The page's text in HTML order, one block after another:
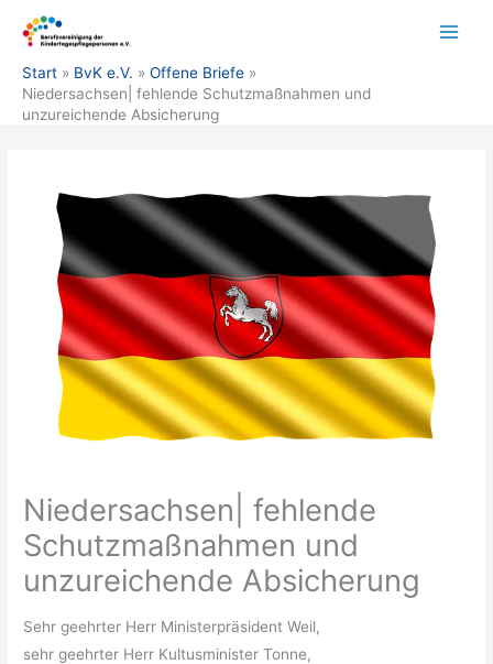
Inhalt
springen
Start BvK e.V.
Offene Briefe
Niedersachsen| fehlende Schutzmaßnahmen und
unzureichende Absicherung
Niedersachsen| fehlende
Schutzmaßnahmen und
unzureichende Absicherung
Sehr geehrter Herr Ministerpräsident Weil,
sehr geehrter Herr Kultusminister Tonne,